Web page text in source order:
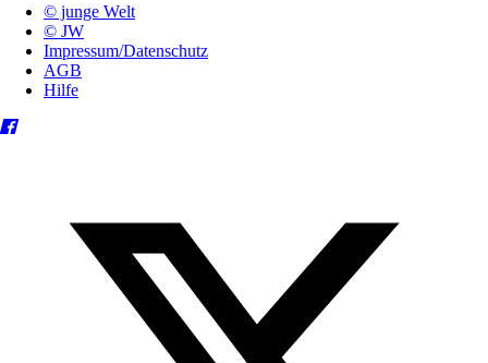
© junge Welt
© JW
Impressum/Datenschutz
AGB
Hilfe